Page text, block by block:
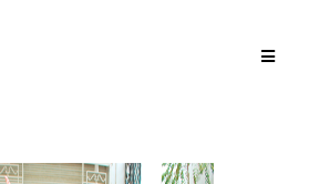
GOUVERNANCE